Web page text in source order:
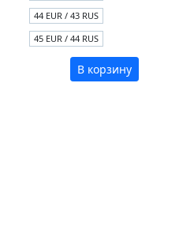
44 EUR / 43 RUS
45 EUR / 44 RUS
В корзину